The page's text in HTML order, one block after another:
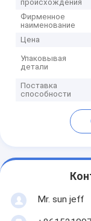
происхождения
Фирменное
наименование
Цена
Упаковывая
детали
Поставка
способности
Mr. sun jeff